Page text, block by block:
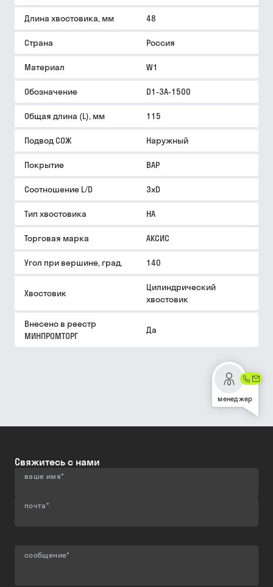
Длина хвостовика, мм 48
Страна Россия
Материал W1
Обозначение D1-3A-1500
Общая длина (L), мм 115
Подвод СОЖ Наружный
Покрытие BAP
Соотношение L/D 3xD
Тип хвостовика HA
Торговая марка АКСИС
Угол при вершине, град. 140
Хвостовик
Цилиндрический
хвостовик
Внесено в реестр
МИНПРОМТОРГ
Да
менеджер
Свяжитесь с нами
ваше имя*
почта*
сообщение*